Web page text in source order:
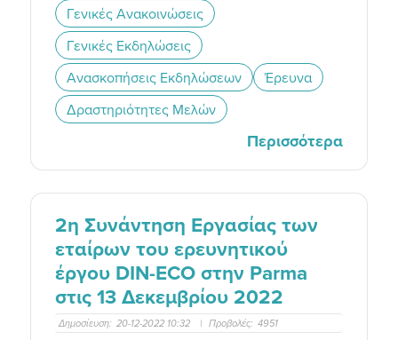
Γενικές Ανακοινώσεις
Γενικές Εκδηλώσεις
Ανασκοπήσεις Εκδηλώσεων
Έρευνα
Δραστηριότητες Μελών
Περισσότερα
2η Συνάντηση Εργασίας των
εταίρων του ερευνητικού
έργου DIN-ECO στην Parma
στις 13 Δεκεμβρίου 2022
Δημοσίευση: 20-12-2022 10:32 | Προβολές: 4951